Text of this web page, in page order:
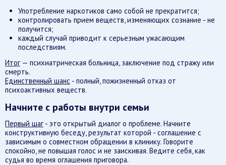
Употребление наркотиков само собой не прекратится;
контролировать прием веществ, изменяющих сознание - не
получится;
каждый случай приводит к серьезным ужасающим
последствиям.
Итог— психиатрическая больница, заключение под стражу или
смерть.
Единственный шанс - полный, пожизненный отказ от
психоактивных веществ.
Начните с работы внутри семьи
Первый шаг- это открытый диалог о проблеме. Начните
конструктивную беседу, результат которой - соглашение с
зависимым о совместном обращении в клинику. Говорите
спокойно, не повышая голос и не заискивая. Ведите себя, как
судья во время оглашения приговора.